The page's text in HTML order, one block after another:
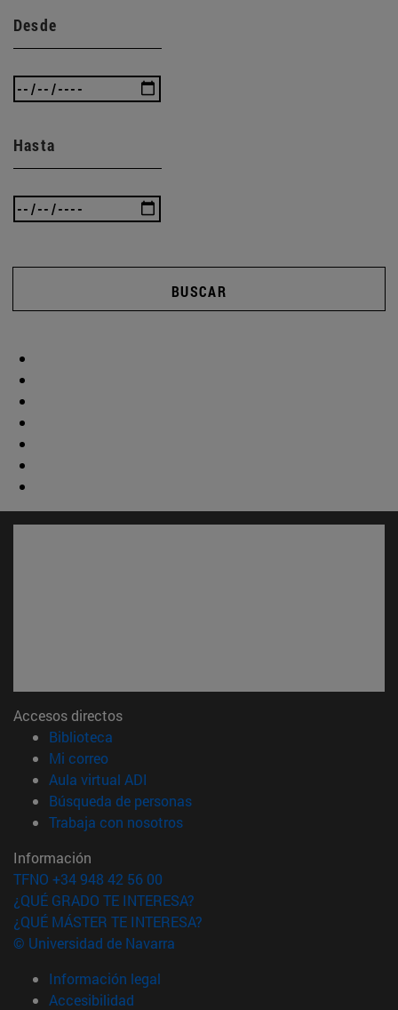
Desde
Hasta
BUSCAR
Accesos directos
Biblioteca
Mi correo(abre en nueva ventana)
Aula virtual ADI
Búsqueda de personas(abre en nueva ventana)
Trabaja con nosotros(abre en nueva ventana)
Información
TFNO +34 948 42 56 00
¿QUÉ GRADO TE INTERESA?
¿QUÉ MÁSTER TE INTERESA?
© Universidad de Navarra
Información legal
Accesibilidad